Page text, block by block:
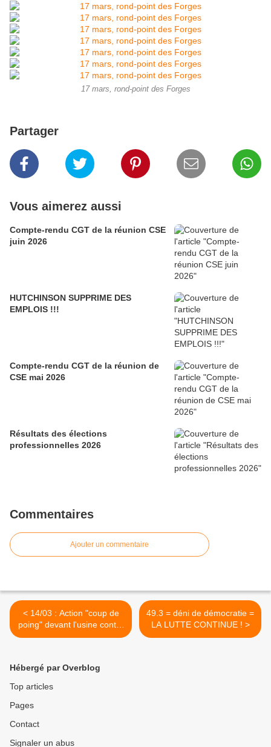
17 mars, rond-point des Forges
Partager
Vous aimerez aussi
Compte-rendu CGT de la réunion CSE
juin 2026
HUTCHINSON SUPPRIME DES
EMPLOIS !!!
Compte-rendu CGT de la réunion de
CSE mai 2026
Résultats des élections
professionnelles 2026
Commentaires
Ajouter un commentaire
< 14/03 : Action "coup de
poing" devant l'usine contre
la réforme des retraites ✊️
49.3 = déni de démocratie =
LA LUTTE CONTINUE ! >
Hébergé par Overblog
Top articles
Pages
Contact
Signaler un abus